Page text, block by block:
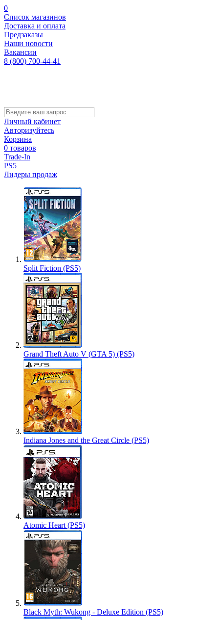
0
Список магазинов
Доставка и оплата
Предзаказы
Наши новости
Вакансии
8 (800) 700-44-41
Личный кабинет
Авторизуйтесь
Корзина
0 товаров
Trade-In
PS5
Лидеры продаж
Split Fiction (PS5)
Grand Theft Auto V (GTA 5) (PS5)
Indiana Jones and the Great Circle (PS5)
Atomic Heart (PS5)
Black Myth: Wukong - Deluxe Edition (PS5)